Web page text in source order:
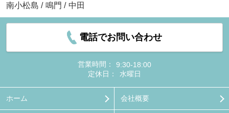
南小松島 / 鳴門 / 中田
電話でお問い合わせ
営業時間：
9:30-18:00
定休日：
水曜日
ホーム 会社概要